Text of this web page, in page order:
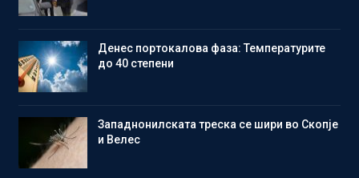
Денес портокалова фаза: Температурите
до 40 степени
Западнонилската треска се шири во Скопје
и Велес